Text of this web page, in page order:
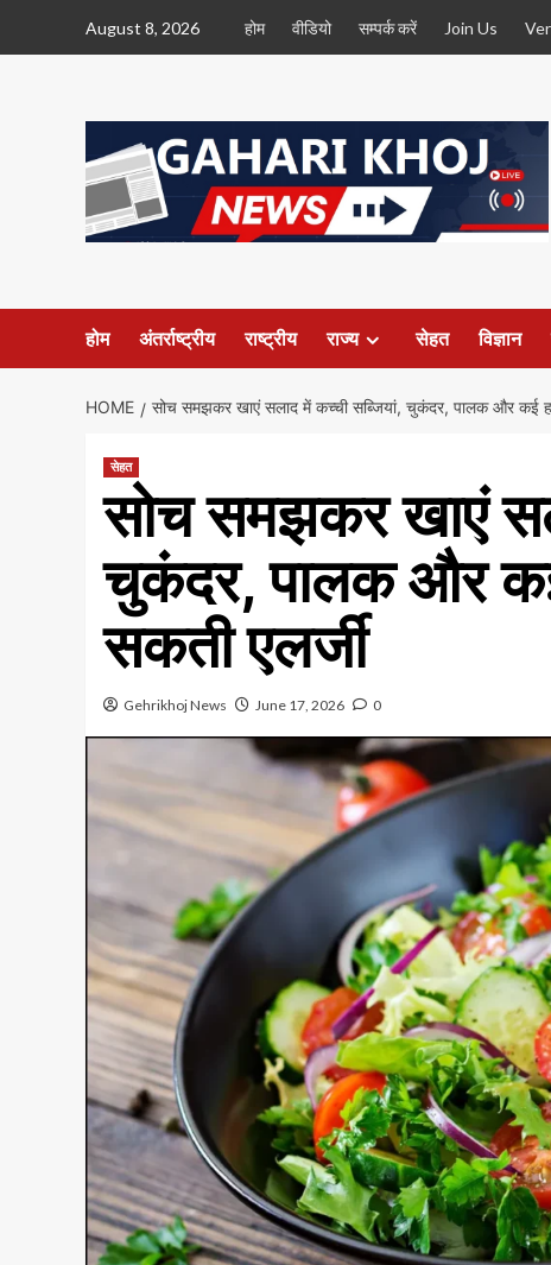
August 8, 2026 होम वीडियो सम्पर्क करें Join Us
होम अंतर्राष्ट्रीय राष्ट्रीय राज्य सेहत विज्ञान
HOME सोच समझकर खाएं सलाद में कच्ची सब्जियां, चुकंदर, पालक और कई
सेहत
सोच समझकर खाएं
चुकंदर, पालक और कई
सकती एलर्जी
Gehrikhoj News June 17, 2026 0